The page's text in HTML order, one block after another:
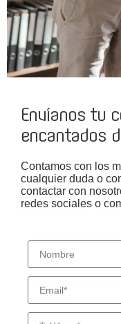
Envíanos tu
encantados
Contamos con los
cualquier duda o
contactar con
redes sociales o